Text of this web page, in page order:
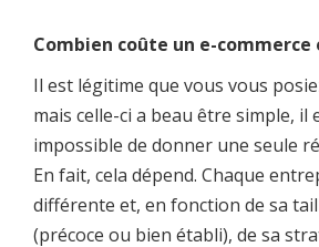
Combien coûte un e-commerce
Il est légitime que vous vous
mais celle-ci a beau être simple,
impossible de donner une seule
En fait, cela dépend. Chaque
différente et, en fonction de sa
(précoce ou bien établi), de sa